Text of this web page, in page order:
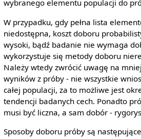
wybranego elementu populacji do
W przypadku, gdy pełna lista
niedostępna, koszt doboru
wysoki, bądź badanie nie wymaga
wykorzystuje się metody doboru
Należy wtedy zwrócić uwagę na
wyników z próby - nie wszystkie
całej populacji, za to możliwe jest
tendencji badanych cech. Ponadto
musi być liczna, a sam dobór -
Sposoby doboru próby są